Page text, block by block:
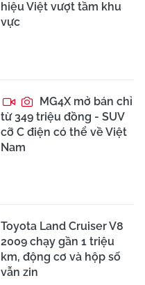
hiệu Việt vượt tầm khu
vực
MG4X mở bán chỉ
từ 349 triệu đồng - SUV
cỡ C điện có thể về Việt
Nam
Toyota Land Cruiser V8
2009 chạy gần 1 triệu
km, động cơ và hộp số
vẫn zin